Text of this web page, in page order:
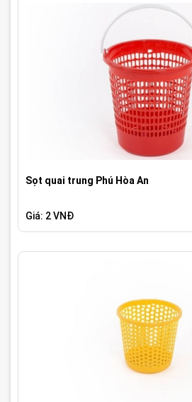
Sọt quai trung Phú Hòa An
Giá: 2 VNĐ